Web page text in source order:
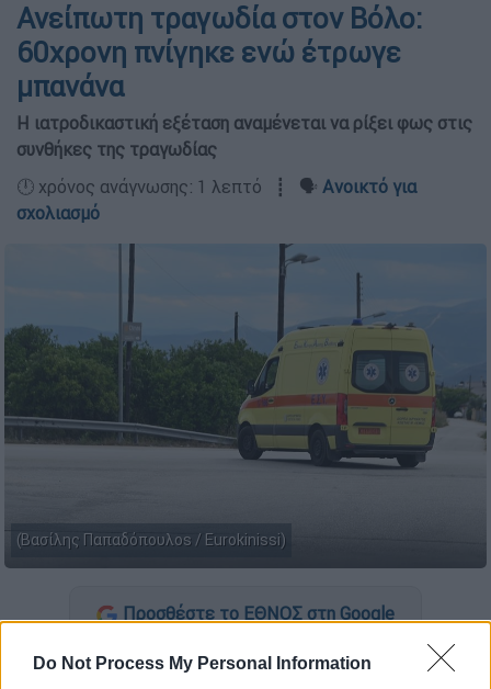
Do Not Process My Personal Information
Ανείπωτη τραγωδία στον Βόλο:
60χρονη πνίγηκε ενώ έτρωγε
μπανάνα
Η ιατροδικαστική εξέταση αναμένεται να ρίξει φως στις
συνθήκες της τραγωδίας
🕛 χρόνος ανάγνωσης: 1 λεπτό ┋ 🗣️ Ανοικτό για
σχολιασμό
(Βασίλης Παπαδόπουλοs / Eurokinissi)
Προσθέστε το ΕΘΝΟΣ στη Google
Τραγωδία σημειώθηκε στονΒόλο, όταν μια